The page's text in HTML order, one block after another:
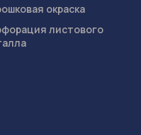
окраска
листового